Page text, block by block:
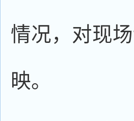
情况，对现
映。